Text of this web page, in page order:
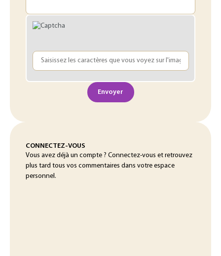
Envoyer
CONNECTEZ-VOUS
Vous avez déjà un compte ? Connectez-vous et retrouvez
plus tard tous vos commentaires dans votre espace
personnel.